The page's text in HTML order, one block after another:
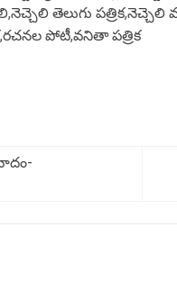
,నెచ్చెలి తెలుగు పత్రిక,నెచ్చెలి
,రచనల పోటీ,వనితా పత్రిక